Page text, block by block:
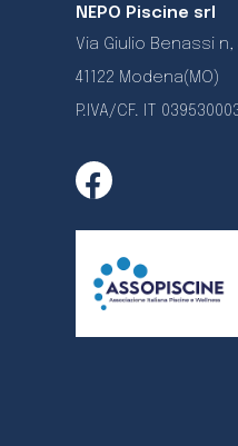
NEPO Piscine srl
Via Giulio Benassi n,
41122 Modena(MO)
P.IVA/CF. IT